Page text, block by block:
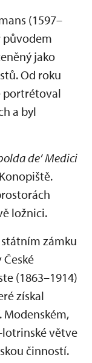
(1597–
původem
jako
Od roku
portrétoval
a byl
de’ Medici
ložnici.
zámku
(1863–1914)
získal
Modenském,
větve
činností.